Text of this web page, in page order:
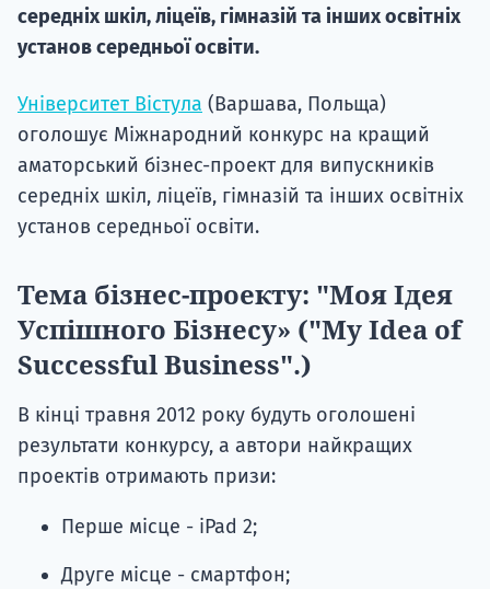
середніх шкіл, ліцеїв, гімназій та інших освітніх
установ середньої освіти.
Університет Вістула (Варшава, Польща)
оголошує Міжнародний конкурс на кращий
аматорський бізнес-проект для випускників
середніх шкіл, ліцеїв, гімназій та інших освітніх
установ середньої освіти.
Тема бізнес-проекту: "Моя Ідея
Успішного Бізнесу» ("My Idea of
Successful Business".)
В кінці травня 2012 року будуть оголошені
результати конкурсу, а автори найкращих
проектів отримають призи:
Перше місце - iPad 2;
Друге місце - смартфон;